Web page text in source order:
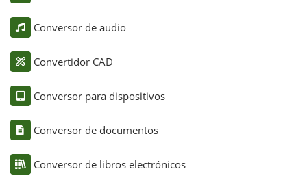
Conversor de audio
Convertidor CAD
Conversor para dispositivos
Conversor de documentos
Conversor de libros electrónicos